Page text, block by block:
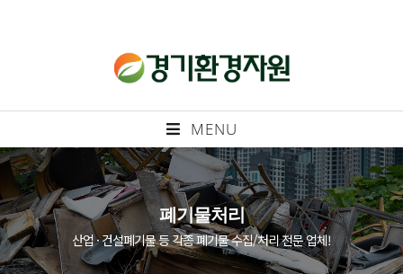
MENU
폐기물처리
산업 · 건설폐기물 등 각종 폐기물 수집/처리 전문 업체!